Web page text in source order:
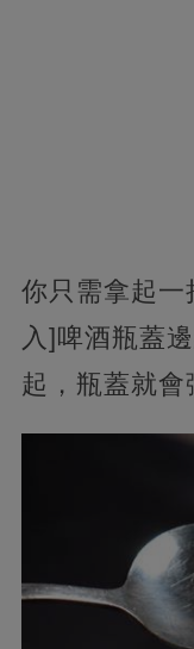
你只需拿起一
入]啤酒瓶蓋
起，瓶蓋就會